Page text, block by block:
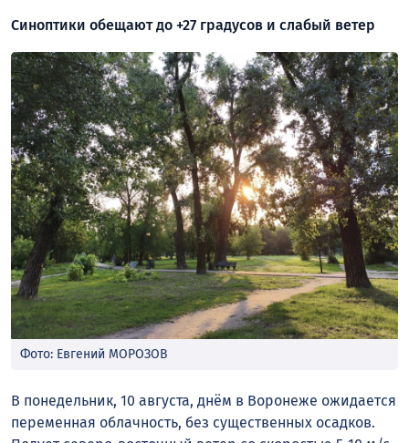
Синоптики обещают до +27 градусов и слабый ветер
Фото: Евгений МОРОЗОВ
В понедельник, 10 августа, днём в Воронеже ожидается
переменная облачность, без существенных осадков.